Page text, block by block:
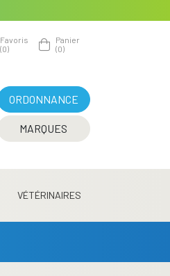
Favoris
(0)
Panier
(0)
ORDONNANCE
MARQUES
VÉTÉRINAIRES